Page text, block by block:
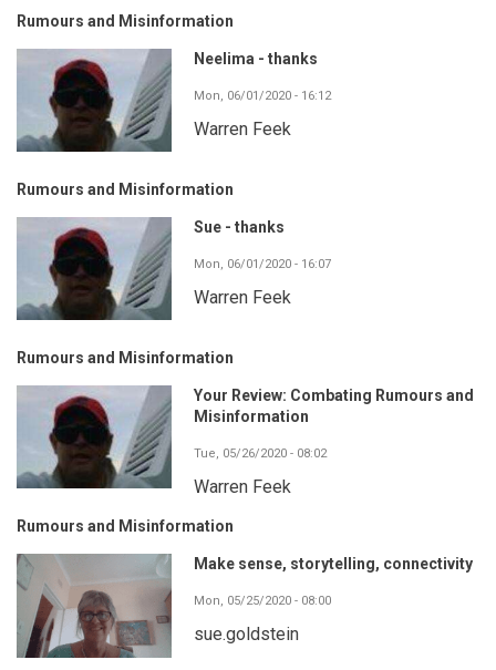
Rumours and Misinformation
Neelima - thanks
Mon, 06/01/2020 - 16:12
Warren Feek
Rumours and Misinformation
Sue - thanks
Mon, 06/01/2020 - 16:07
Warren Feek
Rumours and Misinformation
Your Review: Combating Rumours and
Misinformation
Tue, 05/26/2020 - 08:02
Warren Feek
Rumours and Misinformation
Make sense, storytelling, connectivity
Mon, 05/25/2020 - 08:00
sue.goldstein